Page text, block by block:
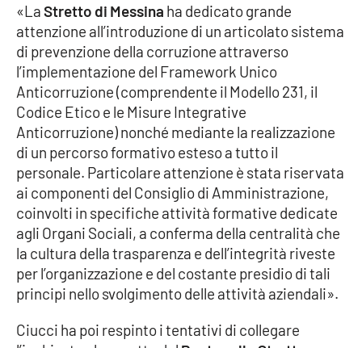
Buona Sanità Calabria
LA
CALABRIAVISIONE
Destinazioni
Eventi
Food
Storie
«LaStretto di Messina ha dedicato grande
attenzione all’introduzione di un articolato sistema
di prevenzione della corruzione attraverso
l’implementazione del Framework Unico
Anticorruzione (comprendente il Modello 231, il
Codice Etico e le Misure Integrative
Anticorruzione) nonché mediante la realizzazione
di un percorso formativo esteso a tutto il
personale. Particolare attenzione è stata riservata
ai componenti del Consiglio di Amministrazione,
coinvolti in specifiche attività formative dedicate
agli Organi Sociali, a conferma della centralità che
la cultura della trasparenza e dell’integrità riveste
per l’organizzazione e del costante presidio di tali
principi nello svolgimento delle attività aziendali».
Ciucci ha poi respinto i tentativi di collegare